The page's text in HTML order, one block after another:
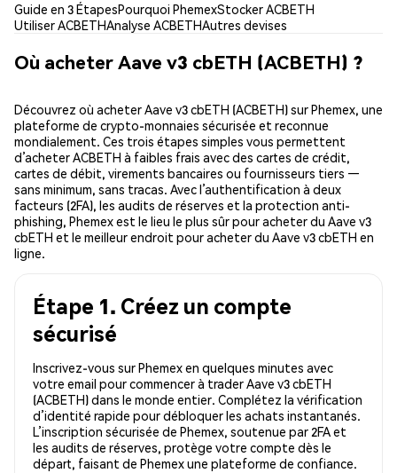
Guide en 3 ÉtapesPourquoi PhemexStocker ACBETH
Utiliser ACBETHAnalyse ACBETHAutres devises
Où acheter Aave v3 cbETH (ACBETH) ?
Découvrez où acheter Aave v3 cbETH (ACBETH) sur Phemex, une
plateforme de crypto-monnaies sécurisée et reconnue
mondialement. Ces trois étapes simples vous permettent
d’acheter ACBETH à faibles frais avec des cartes de crédit,
cartes de débit, virements bancaires ou fournisseurs tiers —
sans minimum, sans tracas. Avec l’authentification à deux
facteurs (2FA), les audits de réserves et la protection anti-
phishing, Phemex est le lieu le plus sûr pour acheter du Aave v3
cbETH et le meilleur endroit pour acheter du Aave v3 cbETH en
ligne.
Étape 1. Créez un compte
sécurisé
Inscrivez-vous sur Phemex en quelques minutes avec
votre email pour commencer à trader Aave v3 cbETH
(ACBETH) dans le monde entier. Complétez la vérification
d’identité rapide pour débloquer les achats instantanés.
L’inscription sécurisée de Phemex, soutenue par 2FA et
les audits de réserves, protège votre compte dès le
départ, faisant de Phemex une plateforme de confiance.